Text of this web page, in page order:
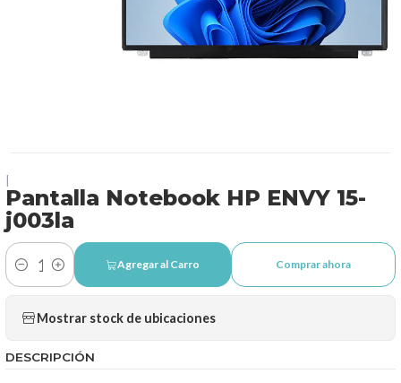
Pantalla Notebook HP ENVY 15-
j003la
Cantidad
Agregar al Carro Comprar ahora
Mostrar stock de ubicaciones
DESCRIPCIÓN